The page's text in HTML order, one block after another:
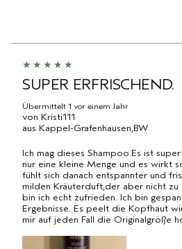
BEWERTUNG
DER
KATEGORIE,
UND
ANZAHL
BEWERTUNGEN
KATEGORIE,
BEWERTUNG
ANZAHL
DER
PRODUKTNAME,
KATEGORIE,
UND
ANZAHL
DER
SUPER ERFRISCHEND.
Übermittelt 1 vor einem Jahr
von Kristi111
aus Kappel-Grafenhausen,BW
Ich mag dieses Shampoo.Es ist
nur eine kleine Menge und es wirkt
fühlt sich danach entspannter und
milden Kräuterduft,der aber nicht
bin ich echt zufrieden. Ich bin
Ergebnisse. Es peelt die Kopfhaut
mir auf jeden Fall die Originalgröße